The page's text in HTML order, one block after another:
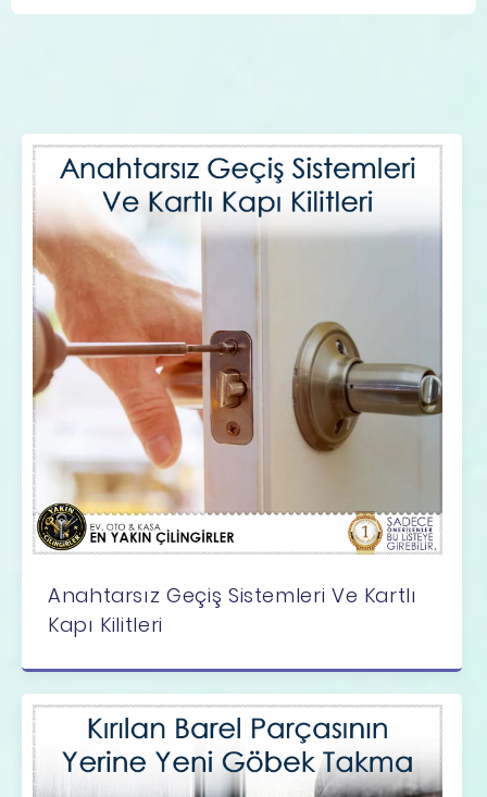
Anahtarsız Geçiş Sistemleri Ve Kartlı
Kapı Kilitleri